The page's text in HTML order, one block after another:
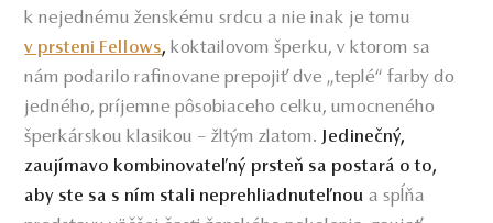
k nejednému ženskému srdcu a nie inak je tomu
v prsteni Fellows, koktailovom šperku, v ktorom sa
nám podarilo rafinovane prepojiť dve „teplé“ farby do
jedného, príjemne pôsobiaceho celku, umocneného
šperkárskou klasikou – žltým zlatom. Jedinečný,
zaujímavo kombinovateľný prsteň sa postará o to,
aby ste sa s ním stali neprehliadnuteľnou a spĺňa